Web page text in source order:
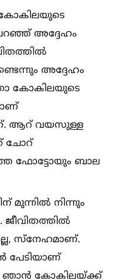
കോകിലയുടെ
അദ്ദേഹം
അദ്ദേഹം
കോകിലയുടെ
ആറ് വയസുള്ള
ചോറ്
ഫോട്ടോയും ബാല
നിന്നും
ജീവിതത്തില്‍
സ്‌നേഹമാണ്.
പേടിയാണ്
ഞാന്‍ കോകിലയ്ക്ക്